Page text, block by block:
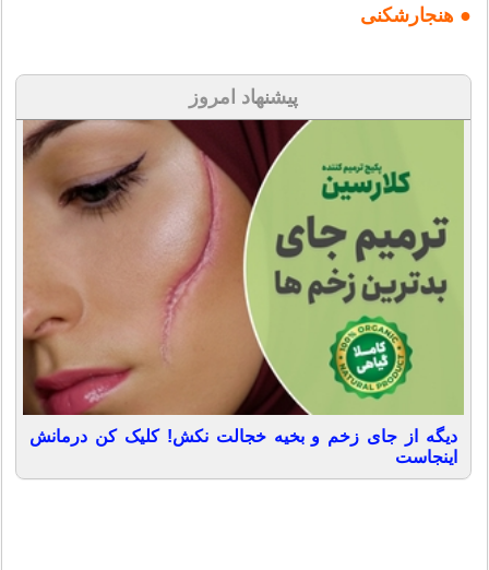
● هنجارشکنی
پیشنهاد امروز
دیگه از جای زخم و بخیه خجالت نکش! کلیک کن درمانش
اینجاست